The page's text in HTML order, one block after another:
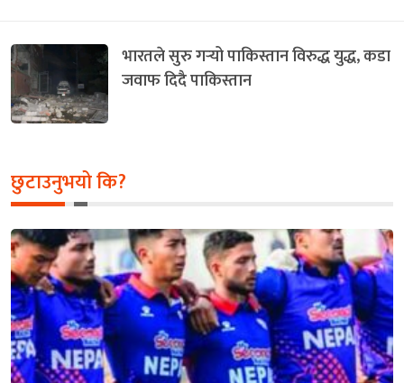
भारतले सुरु गर्‍यो पाकिस्तान विरुद्ध युद्ध, कडा
जवाफ दिदै पाकिस्तान
छुटाउनुभयो कि?